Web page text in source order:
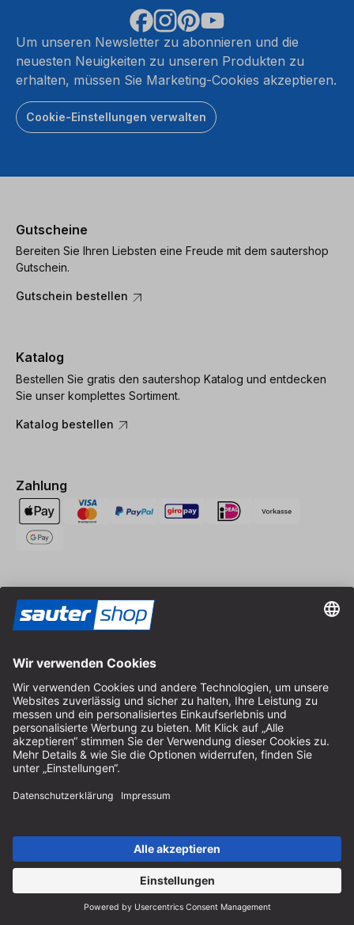
Um unseren Newsletter zu abonnieren und die
neuesten Neuigkeiten zu unseren Produkten zu
erhalten, müssen Sie Marketing-Cookies akzeptieren.
Cookie-Einstellungen verwalten
Gutscheine
Bereiten Sie Ihren Liebsten eine Freude mit dem sautershop
Gutschein.
Gutschein bestellen
Katalog
Bestellen Sie gratis den sautershop Katalog und entdecken
Sie unser komplettes Sortiment.
Katalog bestellen
Zahlung
Versand
Kontakt
Fachberatung
+49 (0) 8152 92898-80
info@sautershop.de
Service-Hotline
info@sautershop.de
Telefonzeit Montag bis Freitag
08:30 - 12:30 Uhr & 14:00 - 16:30 Uhr